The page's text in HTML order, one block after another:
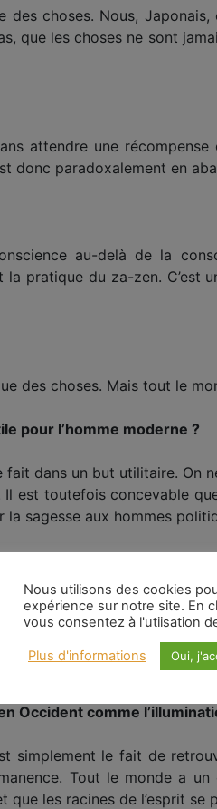
des choses. Nous,
que les choses ne sont
attendre une
donc paradoxalement en
au-delà de la
la pratique du za-zen.
des choses. Mais tout le
pour l’homme moderne ?
dans un but utilitaire. On
est toutefois concevable
sagesse aux hommes
le zen et la psychanalyse ?
difficile de répondre,
du comportement
Occident comme
simplement le fait de
Tout le monde a
que les racines de l’esprit se
Nous utilisons des cookies
expérience sur notre site. En
vous consentez à l'utiisation
Plus d'informations Oui,